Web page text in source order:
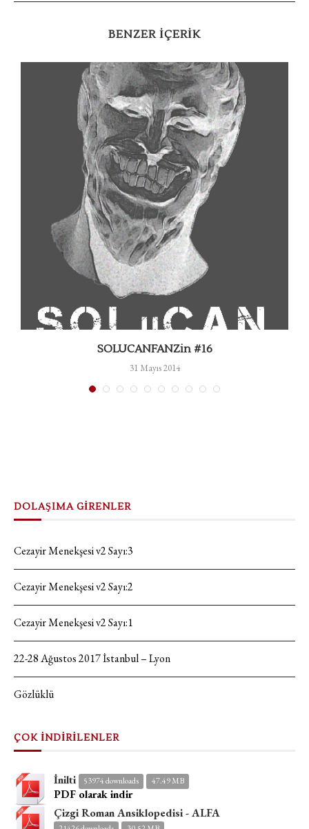
BENZER IÇERIK
SOLUCANFANZin #16
31 Mayıs 2014
DOLAŞIMA GİRENLER
Cezayir Menekşesi v2 Sayı:3
Cezayir Menekşesi v2 Sayı:2
Cezayir Menekşesi v2 Sayı:1
22-28 Ağustos 2017 İstanbul – Lyon
Gözlüklü
ÇOK İNDİRİLENLER
İnilti 53974 downloads 47.49 MB
PDF olarak indir
Çizgi Roman Ansiklopedisi - ALFA